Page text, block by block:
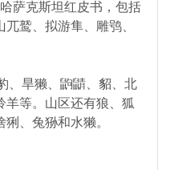
萨克斯坦红皮书，包括
鹫、拟游隼、雕鸮、
、旱獭、鼩鼱、貂、北
羊等。山区还有狼、狐
、兔狲和水獭。